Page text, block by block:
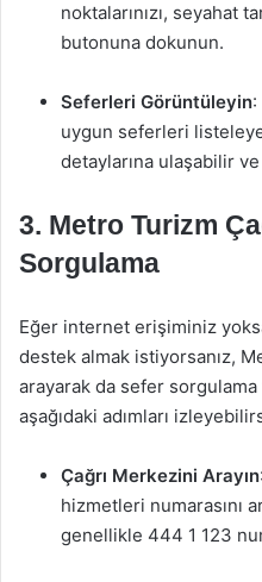
noktalarınızı, seyahat
butonuna dokunun.
Seferleri Görüntüleyin
uygun seferleri
detaylarına ulaşabilir
3. Metro Turizm
Sorgulama
Eğer internet erişiminiz
destek almak istiyorsanız,
arayarak da sefer
aşağıdaki adımları
Çağrı Merkezini Arayın
hizmetleri numarasını
genellikle 444 1 123